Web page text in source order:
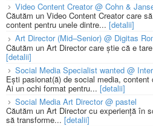
Video Content Creator @ Cohn &
Căutăm un Video Content Creator care
content pentru unele dintre... [detalii]
Art Director (Mid–Senior) @ Digitas
Căutăm un Art Director care știe că e
[detalii]
Social Media Specialist wanted @
Ești pasionat(ă) de social media,
Ai un ochi format pentru... [detalii]
Social Media Art Director @ pastel
Căutăm un Art Director cu experiență în
să transforme... [detalii]